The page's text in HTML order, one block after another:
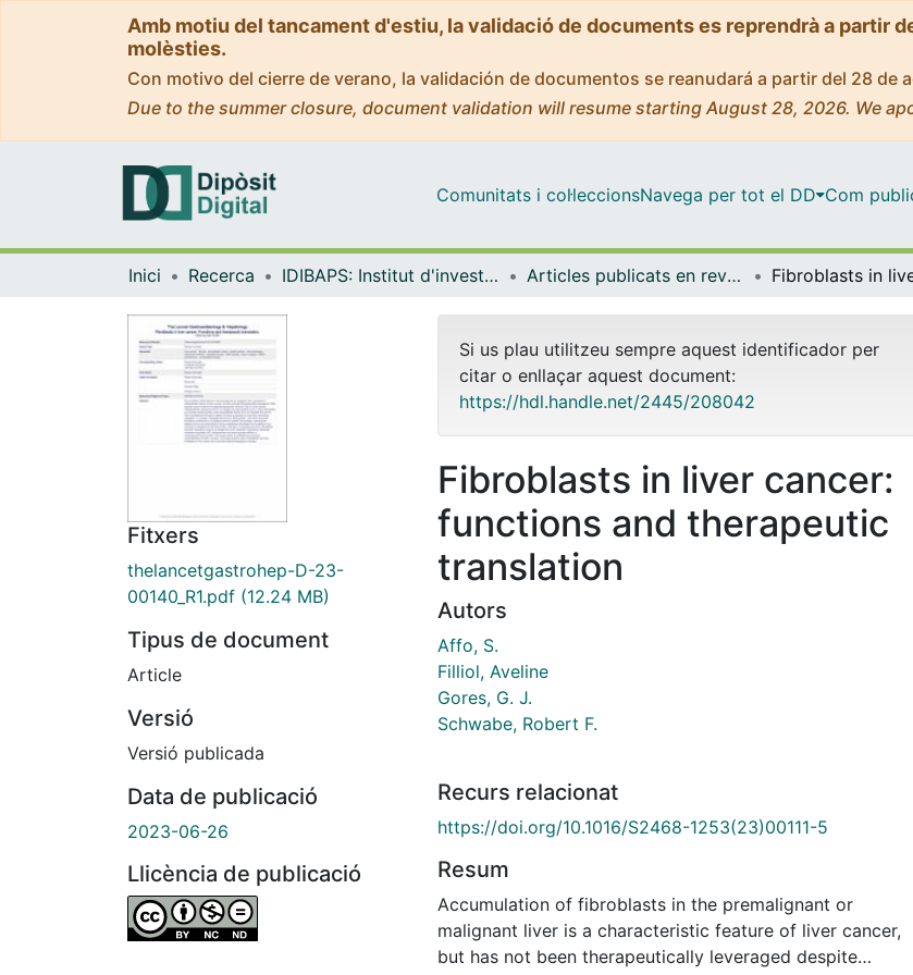
Amb motiu del tancament d'estiu, la validació de documents es reprendrà a partir
molèsties.
Con motivo del cierre de verano, la validación de documentos se reanudará a partir del 28 de
Due to the summer closure, document validation will resume starting August 28, 2026. We
Comunitats i col·leccionsNavega per tot el DD Com
Inici Recerca IDIBAPS: Institut d'investigacions Biomèdiques August Pi i Sunyer Articles publicats en revistes (IDIBAPS: Institut d'investigacions Biomèdiques August Pi i Sunyer)
Fitxers
thelancetgastrohep-D-23-
00140_R1.pdf (12.24 MB)
Tipus de document
Article
Versió
Versió publicada
Data de publicació
2023-06-26
Llicència de publicació
Si us plau utilitzeu sempre aquest identificador per
citar o enllaçar aquest document:
https://hdl.handle.net/2445/208042
Fibroblasts in liver cancer:
functions and therapeutic
translation
Autors
Affo, S.
Filliol, Aveline
Gores, G. J.
Schwabe, Robert F.
Recurs relacionat
https://doi.org/10.1016/S2468-1253(23)00111-5
Resum
Accumulation of fibroblasts in the premalignant or
malignant liver is a characteristic feature of liver cancer,
but has not been therapeutically leveraged despite